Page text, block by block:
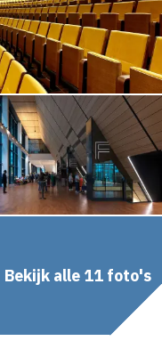
Bekijk alle 11 foto's